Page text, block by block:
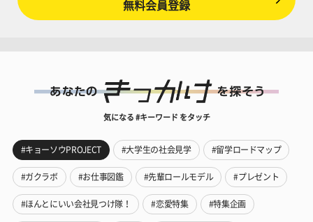
無料会員登録
気になる #キーワード をタッチ
#キョーソウPROJECT #大学生の社会見学 #留学ロードマップ
#ガクラボ #お仕事図鑑 #先輩ロールモデル #プレゼント
#ほんとにいい会社見つけ隊！ #恋愛特集 #特集企画